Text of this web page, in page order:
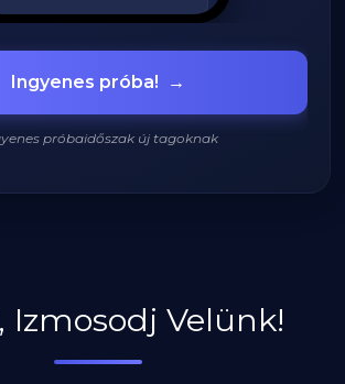
Grillezett csirke
420 kcal
Ingyenes próba! →
próbaidőszak új tagoknak
Izmosodj Velünk!